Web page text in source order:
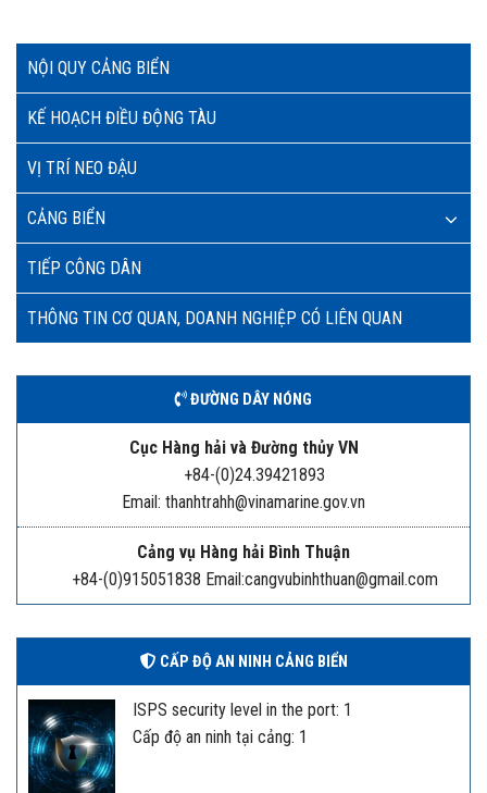
NỘI QUY CẢNG BIỂN
KẾ HOẠCH ĐIỀU ĐỘNG TÀU
VỊ TRÍ NEO ĐẬU
CẢNG BIỂN
TIẾP CÔNG DÂN
THÔNG TIN CƠ QUAN, DOANH NGHIỆP CÓ LIÊN QUAN
ĐƯỜNG DÂY NÓNG
Cục Hàng hải và Đường thủy VN
+84-(0)24.39421893
Email: thanhtrahh@vinamarine.gov.vn
Cảng vụ Hàng hải Bình Thuận
+84-(0)915051838 Email:cangvubinhthuan@gmail.com
CẤP ĐỘ AN NINH CẢNG BIỂN
ISPS security level in the port: 1
Cấp độ an ninh tại cảng: 1